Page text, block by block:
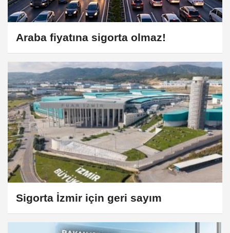
Araba fiyatına sigorta olmaz!
Sigorta İzmir için geri sayım